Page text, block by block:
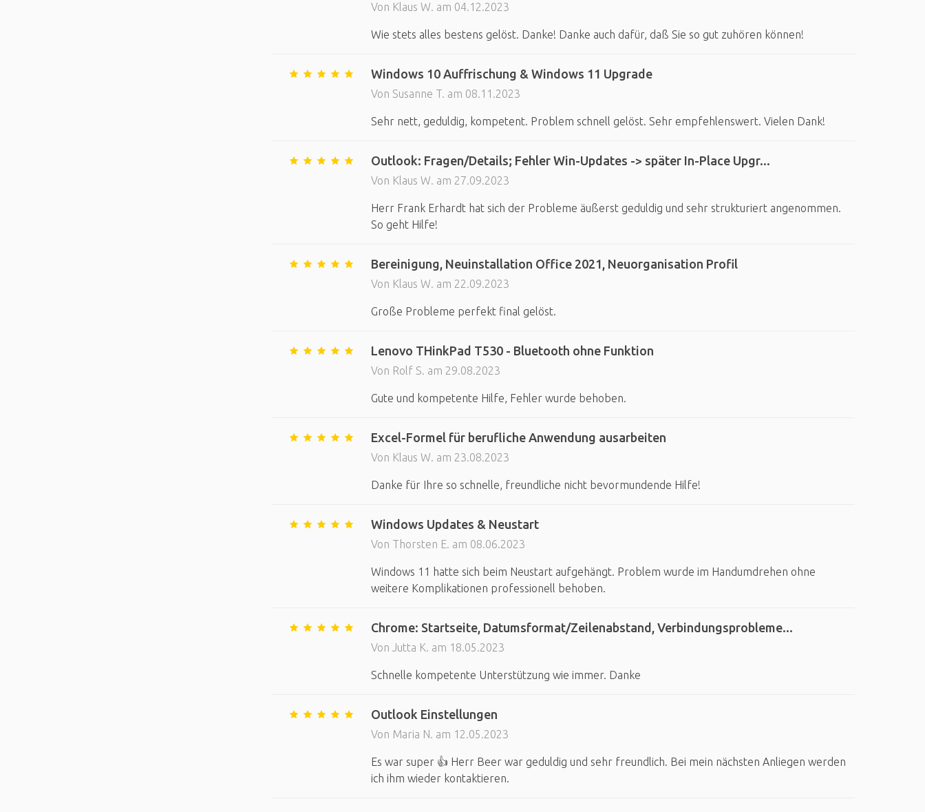
Von Klaus W. am 04.12.2023
Wie stets alles bestens gelöst. Danke! Danke auch dafür, daß Sie so gut zuhören können!
Windows 10 Auffrischung & Windows 11 Upgrade
Von Susanne T. am 08.11.2023
Sehr nett, geduldig, kompetent. Problem schnell gelöst. Sehr empfehlenswert. Vielen Dank!
Outlook: Fragen/Details; Fehler Win-Updates -> später In-Place Upgr...
Von Klaus W. am 27.09.2023
Herr Frank Erhardt hat sich der Probleme äußerst geduldig und sehr strukturiert angenommen.
So geht Hilfe!
Bereinigung, Neuinstallation Office 2021, Neuorganisation Profil
Von Klaus W. am 22.09.2023
Große Probleme perfekt final gelöst.
Lenovo THinkPad T530 - Bluetooth ohne Funktion
Von Rolf S. am 29.08.2023
Gute und kompetente Hilfe, Fehler wurde behoben.
Excel-Formel für berufliche Anwendung ausarbeiten
Von Klaus W. am 23.08.2023
Danke für Ihre so schnelle, freundliche nicht bevormundende Hilfe!
Windows Updates & Neustart
Von Thorsten E. am 08.06.2023
Windows 11 hatte sich beim Neustart aufgehängt. Problem wurde im Handumdrehen ohne
weitere Komplikationen professionell behoben.
Chrome: Startseite, Datumsformat/Zeilenabstand, Verbindungsprobleme...
Von Jutta K. am 18.05.2023
Schnelle kompetente Unterstützung wie immer. Danke
Outlook Einstellungen
Von Maria N. am 12.05.2023
Es war super 👍 Herr Beer war geduldig und sehr freundlich. Bei mein nächsten Anliegen werden
ich ihm wieder kontaktieren.